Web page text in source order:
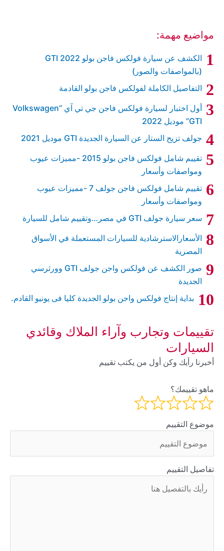
مواضيع مهمة:
الكشف عن سيارة فولكس فاجن بولو GTI 2022
(بالمواصفات والصور)
التفاصيل الكاملة لفولكس فاجن بولو القادمة
أول اختبار لسيارة فولكس فاجن جي تي آي “Volkswagen
GTI” موديل 2022
جولف تزيح الستار عن السيارة الجديدة GTI موديل 2021
تقييم شامل فولكس فاجن بولو 2015 -مميزات عيوب
ومواصفات وأسعار
تقييم شامل فولكس فاجن جولف 7 -مميزات عيوب
ومواصفات وأسعار
سعر سيارة جولف GTI في مصر…وتقييم شامل للسيارة
الأسعارالاسترشادية للسيارات المستعملة في الأسواق
المصرية
صور الكشف عن فولكس واجن جولف GTI وورثرسي
الجديدة
بداية إنتاج فولكس واجن بولو الجديدة كليا فى يونيو القادم.
تقييمات وتجارب وآراء الملاك وقائدي
السيارات
أخبرنا رأيك وكن أول من يكتب تقييم
ماهو تقييمك؟
موضوع التقييم
تفاصيل التقييم